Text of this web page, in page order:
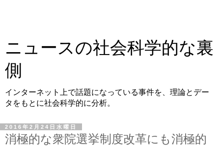
ニュースの社会科学的な裏
側
インターネット上で話題になっている事件を、理論とデー
タをもとに社会科学的に分析。
2016年2月24日水曜日
消極的な衆院選挙制度改革にも消極的